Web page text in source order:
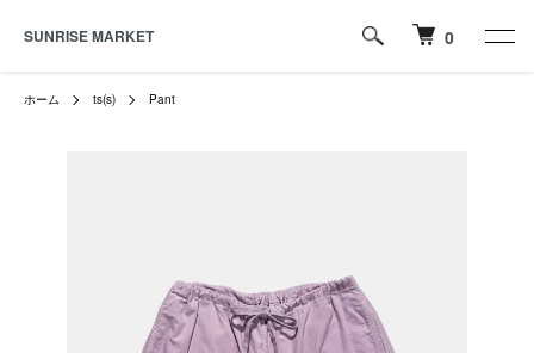
SUNRISE MARKET 0
ホーム ts(s) Pant